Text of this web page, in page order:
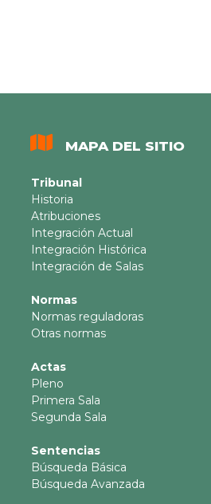
MAPA DEL SITIO
Tribunal
Historia
Atribuciones
Integración Actual
Integración Histórica
Integración de Salas
Normas
Normas reguladoras
Otras normas
Actas
Pleno
Primera Sala
Segunda Sala
Sentencias
Búsqueda Básica
Búsqueda Avanzada